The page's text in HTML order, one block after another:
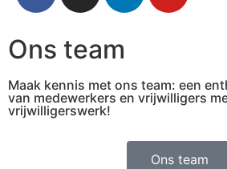
Ons team
Maak kennis met ons team: een
van medewerkers en vrijwilligers
vrijwilligerswerk!
Ons team